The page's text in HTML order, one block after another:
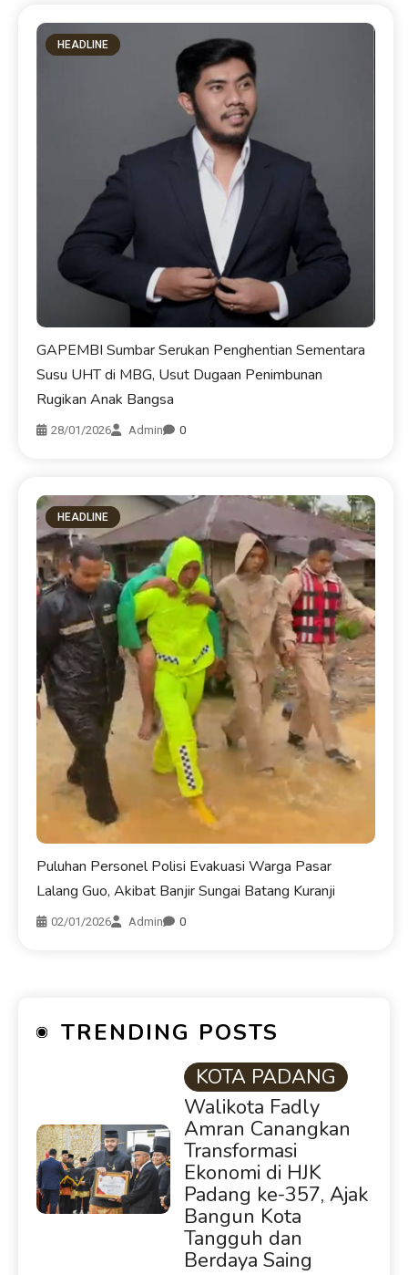
HEADLINE
GAPEMBI Sumbar Serukan Penghentian Sementara
Susu UHT di MBG, Usut Dugaan Penimbunan
Rugikan Anak Bangsa
28/01/2026 Admin 0
HEADLINE
Puluhan Personel Polisi Evakuasi Warga Pasar
Lalang Guo, Akibat Banjir Sungai Batang Kuranji
02/01/2026 Admin 0
TRENDING POSTS
KOTA PADANG
Walikota Fadly
Amran Canangkan
Transformasi
Ekonomi di HJK
Padang ke-357, Ajak
Bangun Kota
Tangguh dan
Berdaya Saing